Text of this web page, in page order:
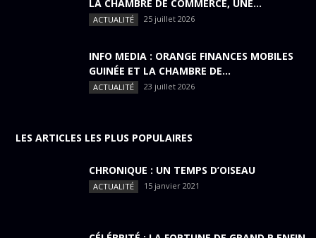
LA CHAMBRE DE COMMERCE, UNE...
ACTUALITÉ 25 juillet 2026
INFO MEDIA : ORANGE FINANCES MOBILES
GUINÉE ET LA CHAMBRE DE...
ACTUALITÉ 23 juillet 2026
LES ARTICLES LES PLUS POPULAIRES
CHRONIQUE : UN TEMPS D’OISEAU
ACTUALITÉ 15 janvier 2021